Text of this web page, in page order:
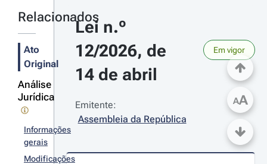
Relacionados
Ato
Original
Análise
Jurídica
Informações
gerais
Modificações
Lei n.º
12/2026, de
14 de abril
Em vigor
Emitente:
Assembleia da República
AA